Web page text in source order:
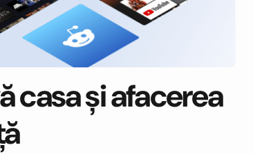
casa și afacerea